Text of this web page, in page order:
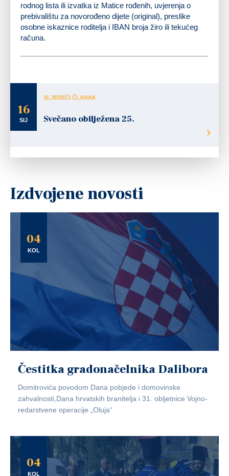
rodnog lista ili izvatka iz Matice rođenih, uvjerenja o
prebivalištu za novorođeno dijete (original), preslike
osobne iskaznice roditelja i IBAN broja žiro ili tekućeg
računa.
16
SIJ
SLJEDEĆI ČLANAK
Svečano obilježena 25.
Izdvojene novosti
04
KOL
Čestitka gradonačelnika Dalibora
Domitrovića povodom Dana pobjede i domovinske
zahvalnosti,Dana hrvatskih branitelja i 31. obljetnice Vojno-
redarstvene operacije „Oluja“
04
KOL